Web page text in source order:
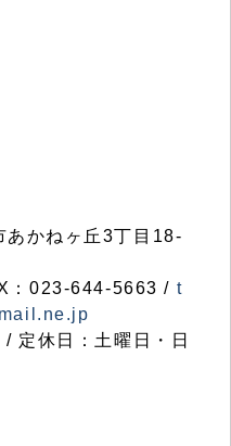
かねヶ丘3丁目18-
：023-644-5663 / t
定休日：土曜日・日